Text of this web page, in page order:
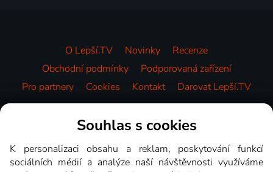
O Lepší.TV Novinky
Recenze
Obchodní podmínky
Podporovaná zařízení
Pro partnery
Cookies Kontakt Darovat Lepší.TV
Videotéka
Souhlas s cookies
K personalizaci obsahu a reklam, poskytování funkcí
sociálních médií a analýze naší návštěvnosti využíváme